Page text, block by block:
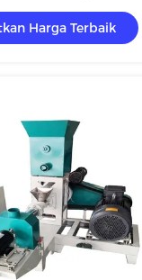
Warna Painting Sticker
Harga Terbaik